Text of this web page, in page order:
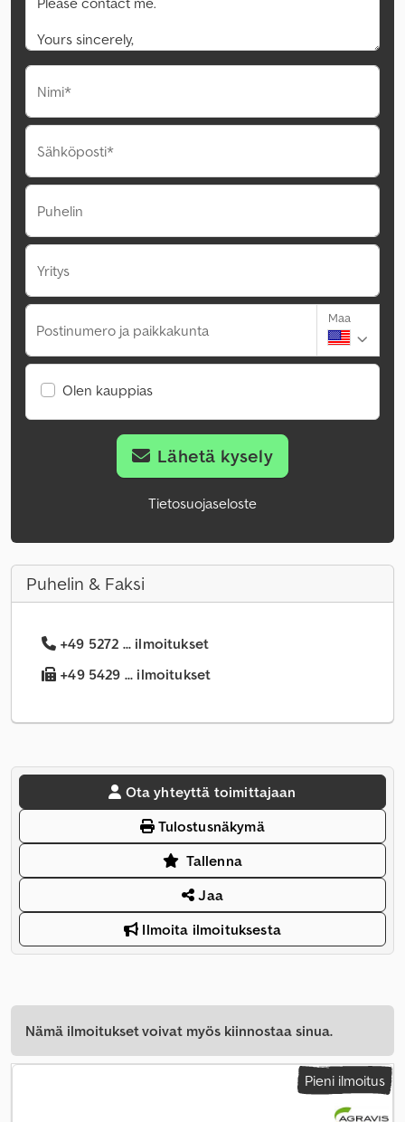
Nimi*
Sähköposti*
Puhelin
Yritys
Postinumero ja paikkakunta
Maa
Olen kauppias
Lähetä kysely
Tietosuojaseloste
Puhelin & Faksi
+49 5272 ... ilmoitukset
+49 5429 ... ilmoitukset
Ota yhteyttä toimittajaan
Tulostusnäkymä
Tallenna
Jaa
Ilmoita ilmoituksesta
Nämä ilmoitukset voivat myös kiinnostaa sinua.
Pieni ilmoitus